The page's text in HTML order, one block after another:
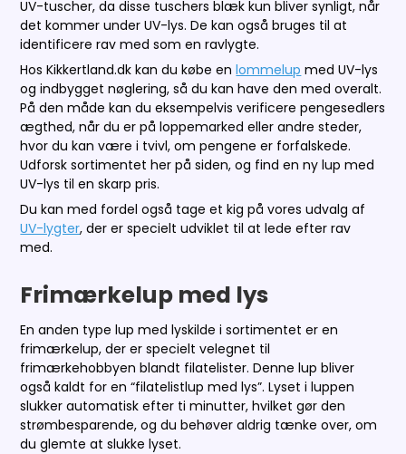
UV-tuscher, da disse tuschers blæk kun bliver synligt, når
det kommer under UV-lys. De kan også bruges til at
identificere rav med som en ravlygte.
Hos Kikkertland.dk kan du købe en lommelup med UV-lys
og indbygget nøglering, så du kan have den med overalt.
På den måde kan du eksempelvis verificere pengesedlers
ægthed, når du er på loppemarked eller andre steder,
hvor du kan være i tvivl, om pengene er forfalskede.
Udforsk sortimentet her på siden, og find en ny lup med
UV-lys til en skarp pris.
Du kan med fordel også tage et kig på vores udvalg af
UV-lygter, der er specielt udviklet til at lede efter rav
med.
Frimærkelup med lys
En anden type lup med lyskilde i sortimentet er en
frimærkelup, der er specielt velegnet til
frimærkehobbyen blandt filatelister. Denne lup bliver
også kaldt for en “filatelistlup med lys”. Lyset i luppen
slukker automatisk efter ti minutter, hvilket gør den
strømbesparende, og du behøver aldrig tænke over, om
du glemte at slukke lyset.